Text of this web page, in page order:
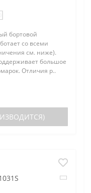
бортовой
со всеми
см. ниже).
большое
Отличия р..